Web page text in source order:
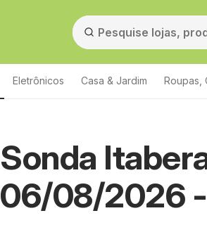
Eletrônicos Casa & Jardim Roupas,
Sonda
06/08/2026